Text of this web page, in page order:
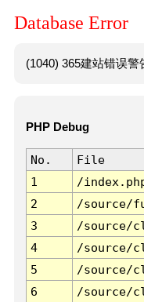
Database Error
(1040) 365建站错误
PHP Debug
No. File
1
/
2
/source/
3
/source/
4
/source/
5
/source/
6
/source/